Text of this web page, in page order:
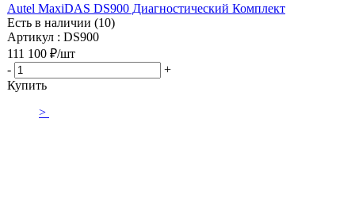
Autel MaxiDAS DS900 Диагностический Комплект
Есть в наличии (10)
Артикул : DS900
111 100 ₽/шт
-
+
Купить
>